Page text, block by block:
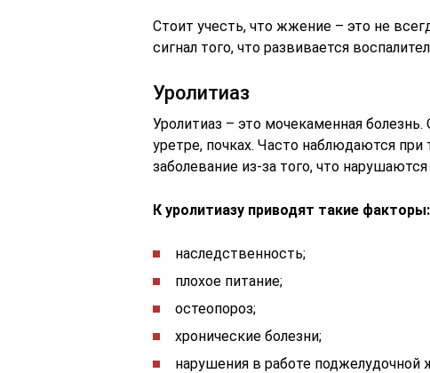
Стоит учесть, что жжение – это не
сигнал того, что развивается
Уролитиаз
Уролитиаз – это мочекаменная
уретре, почках. Часто наблюдаются
заболевание из-за того, что
К уролитиазу приводят такие факторы:
наследственность;
плохое питание;
остеопороз;
хронические болезни;
нарушения в работе поджелудочной